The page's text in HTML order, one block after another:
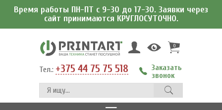
Время работы ПН-ПТ с 9-30 до 17-30. Заявки через
сайт принимаются КРУГЛОСУТОЧНО.
0
Тел.: +375 44 75 75 518
Заказать
звонок